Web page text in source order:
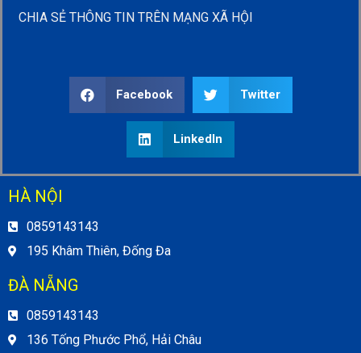
CHIA SẺ THÔNG TIN TRÊN MẠNG XÃ HỘI
Facebook Twitter
LinkedIn
HÀ NỘI
0859143143
195 Khâm Thiên, Đống Đa
ĐÀ NẴNG
0859143143
136 Tống Phước Phổ, Hải Châu